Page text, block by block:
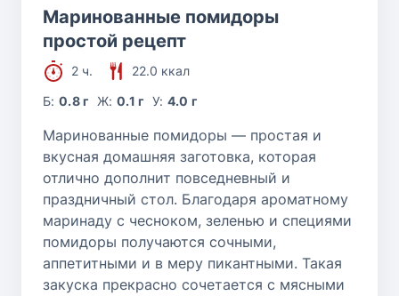
Маринованные помидоры
простой рецепт
2 ч.
22.0 ккал
Б:0.8 г Ж: 0.1 г У: 4.0 г
Маринованные помидоры — простая и
вкусная домашняя заготовка, которая
отлично дополнит повседневный и
праздничный стол. Благодаря ароматному
маринаду с чесноком, зеленью и специями
помидоры получаются сочными,
аппетитными и в меру пикантными. Такая
закуска прекрасно сочетается с мясными